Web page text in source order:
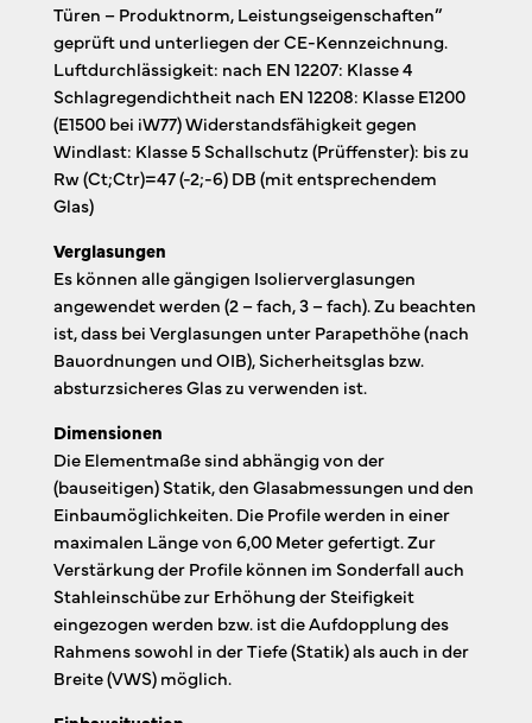
Türen – Produktnorm, Leistungseigenschaften”
geprüft und unterliegen der CE-Kennzeichnung.
Luftdurchlässigkeit: nach EN 12207: Klasse 4
Schlagregendichtheit nach EN 12208: Klasse E1200
(E1500 bei iW77) Widerstandsfähigkeit gegen
Windlast: Klasse 5 Schallschutz (Prüffenster): bis zu
Rw (Ct;Ctr)=47 (-2;-6) DB (mit entsprechendem
Glas)
Verglasungen
Es können alle gängigen Isolierverglasungen
angewendet werden (2 – fach, 3 – fach). Zu beachten
ist, dass bei Verglasungen unter Parapethöhe (nach
Bauordnungen und OIB), Sicherheitsglas bzw.
absturzsicheres Glas zu verwenden ist.
Dimensionen
Die Elementmaße sind abhängig von der
(bauseitigen) Statik, den Glasabmessungen und den
Einbaumöglichkeiten. Die Profile werden in einer
maximalen Länge von 6,00 Meter gefertigt. Zur
Verstärkung der Profile können im Sonderfall auch
Stahleinschübe zur Erhöhung der Steifigkeit
eingezogen werden bzw. ist die Aufdopplung des
Rahmens sowohl in der Tiefe (Statik) als auch in der
Breite (VWS) möglich.